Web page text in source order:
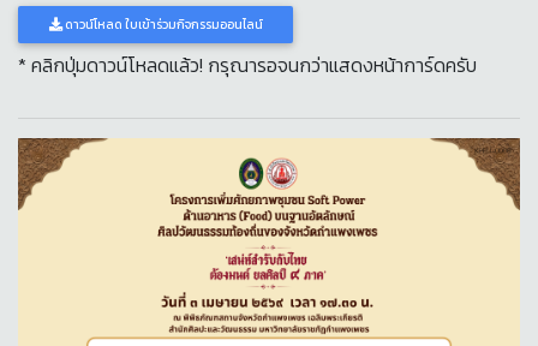
ดาวน์โหลด ใบเข้าร่วมกิจกรรมออนไลน์
* คลิกปุ่มดาวน์โหลดแล้ว! กรุณารอจนกว่าแสดงหน้าการ์ดครับ